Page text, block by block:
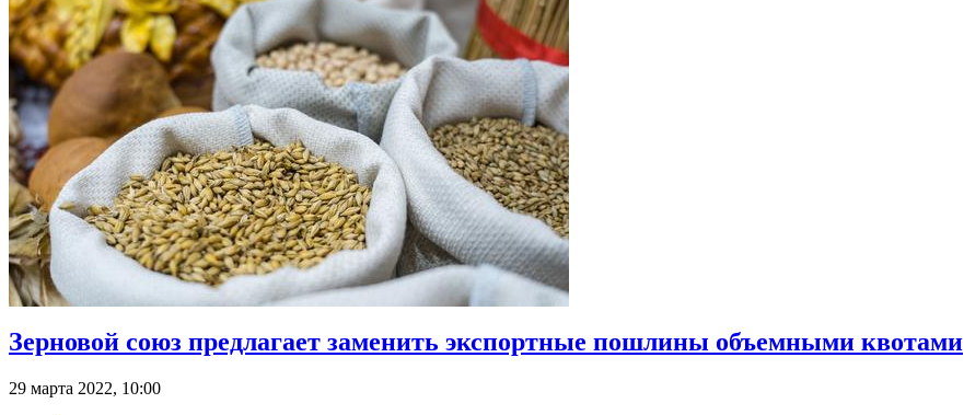
Зерновой союз предлагает заменить экспортные пошлины объемными квотами
29 марта 2022, 10:00